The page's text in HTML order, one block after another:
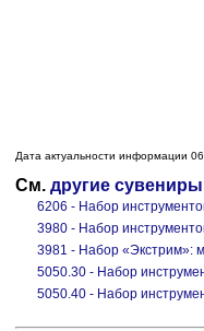
Дата актуальности информации
См. другие
6206 - Набор
3980 - Набор
3981 - Набор «Экстрим»:
5050.30 - Набор
5050.40 - Набор